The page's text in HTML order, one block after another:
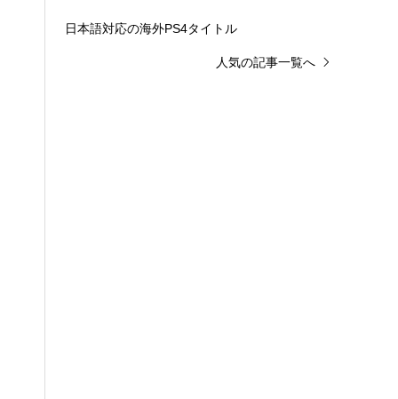
日本語対応の海外PS4タイトル
人気の記事一覧へ